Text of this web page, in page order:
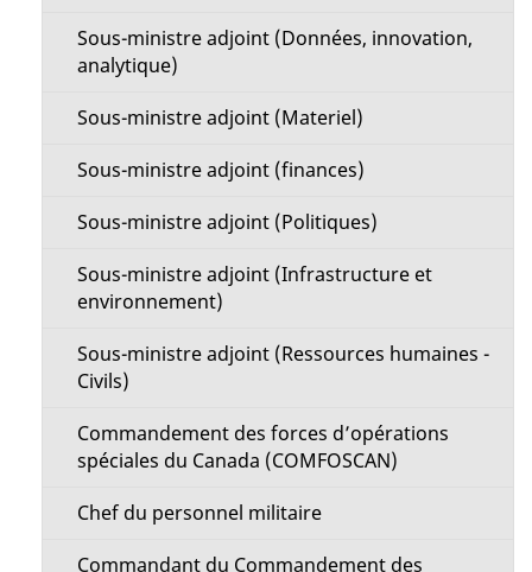
Sous-ministre adjoint (Données, innovation,
analytique)
Sous-ministre adjoint (Materiel)
Sous-ministre adjoint (finances)
Sous-ministre adjoint (Politiques)
Sous-ministre adjoint (Infrastructure et
environnement)
Sous-ministre adjoint (Ressources humaines -
Civils)
Commandement des forces d’opérations
spéciales du Canada (COMFOSCAN)
Chef du personnel militaire
Commandant du Commandement des